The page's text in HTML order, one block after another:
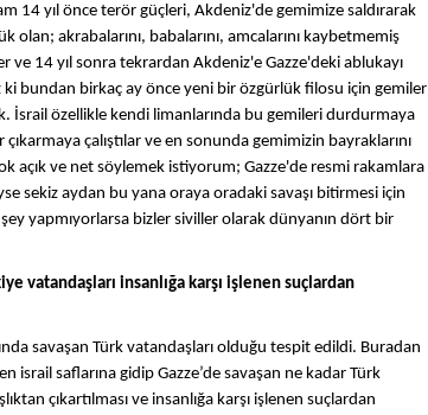
14 yıl önce terör güçleri, Akdeniz'de gemimize saldırarak
akrabalarını, babalarını, amcalarını kaybetmemiş
14 yıl sonra tekrardan Akdeniz'e Gazze'deki ablukayı
ki bundan birkaç ay önce yeni bir özgürlük filosu için gemiler
İsrail özellikle kendi limanlarında bu gemileri durdurmaya
çalıştılar ve en sonunda gemimizin bayraklarını
açık ve net söylemek istiyorum; Gazze'de resmi rakamlara
sekiz aydan bu yana oraya oradaki savaşı bitirmesi için
yapmıyorlarsa bizler siviller olarak dünyanın dört bir
vatandaşları insanlığa karşı işlenen suçlardan
savaşan Türk vatandaşları olduğu tespit edildi. Buradan
saflarına gidip Gazze’de savaşan ne kadar Türk
çıkartılması ve insanlığa karşı işlenen suçlardan